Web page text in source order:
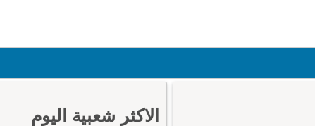
الاكثر شعبية اليوم